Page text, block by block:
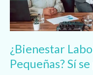
¿Bienestar
Pequeñas? Sí